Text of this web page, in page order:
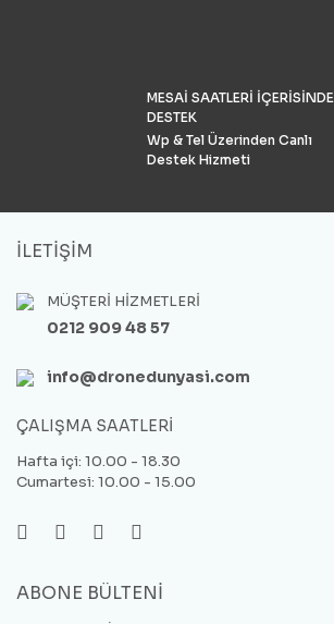
MESAİ SAATLERİ İÇERİSİNDE
DESTEK
Wp & Tel Üzerinden Canlı
Destek Hizmeti
İLETİŞİM
MÜŞTERİ HİZMETLERİ
0212 909 48 57
info@dronedunyasi.com
ÇALIŞMA SAATLERİ
Hafta içi: 10.00 - 18.30
Cumartesi: 10.00 - 15.00
ABONE BÜLTENİ